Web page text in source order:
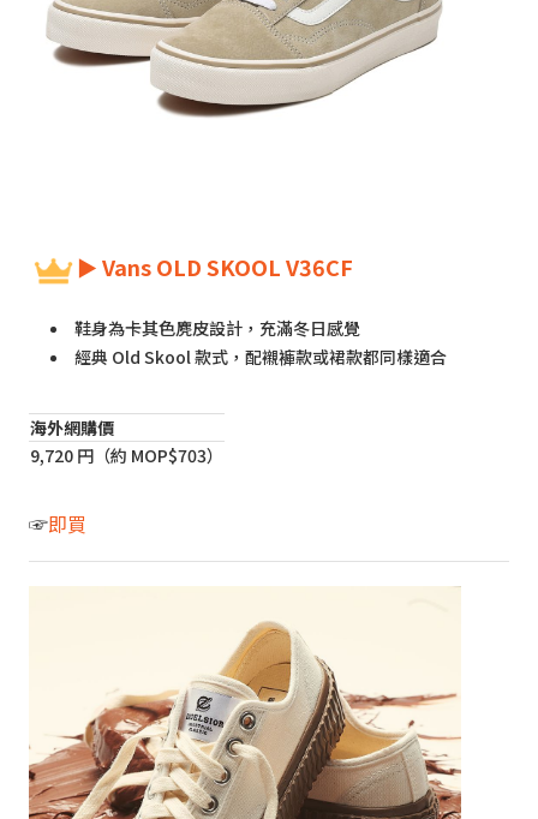
► Vans OLD SKOOL V36CF
鞋身為卡其色麂皮設計，充滿冬日感覺
經典 Old Skool 款式，配襯褲款或裙款都同樣適合
海外網購價
9,720 円（約 MOP$703）
☞即買